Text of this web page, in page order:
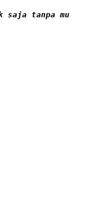
saja tanpa mu